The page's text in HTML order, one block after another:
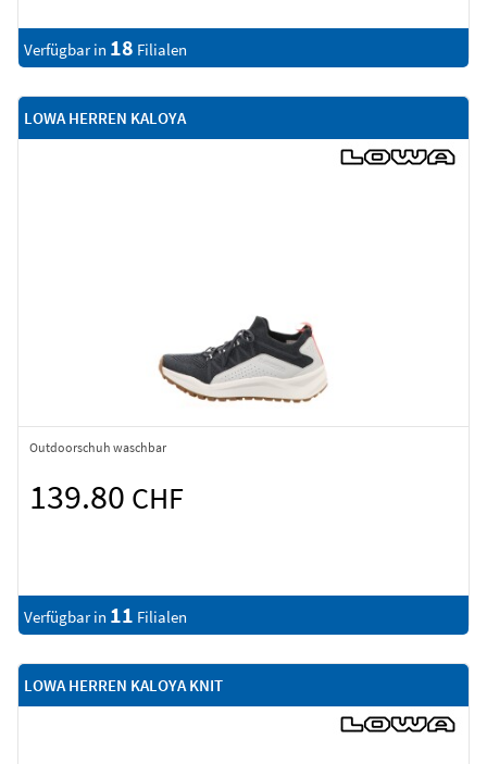
Verfügbar in 18 Filialen
LOWA HERREN KALOYA
Outdoorschuh waschbar
139.80 CHF
Verfügbar in 11 Filialen
LOWA HERREN KALOYA KNIT